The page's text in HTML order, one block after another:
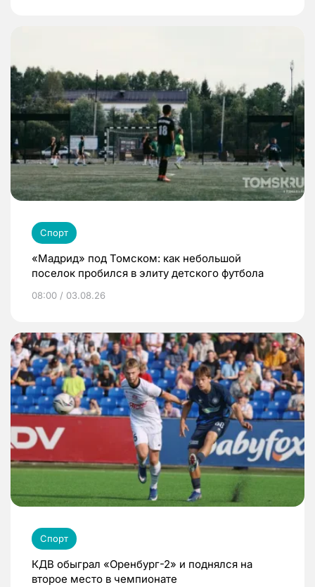
Спорт
«Мадрид» под Томском: как небольшой
поселок пробился в элиту детского футбола
08:00 / 03.08.26
Спорт
КДВ обыграл «Оренбург-2» и поднялся на
второе место в чемпионате